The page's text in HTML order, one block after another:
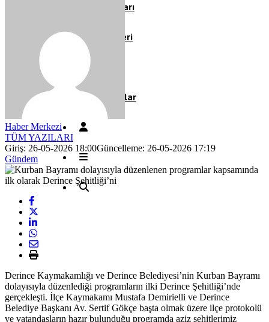
Köşe Yazıları
Video Galeri
Röportaj
Resmi İlanlar
Haber Merkezi
TÜM YAZILARI
Giriş: 26-05-2026 18:00Güncelleme: 26-05-2026 17:19
Gündem
Derince Kaymakamlığı ve Derince Belediyesi’nin Kurban Bayramı
dolayısıyla düzenlediği programların ilki Derince Şehitliği’nde
gerçekleşti. İlçe Kaymakamı Mustafa Demirielli ve Derince
Belediye Başkanı Av. Sertif Gökçe başta olmak üzere ilçe protokolü
ve vatandaşların hazır bulunduğu programda aziz şehitlerimiz